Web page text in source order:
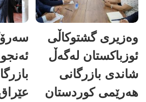
وەزیری گشتوکاڵی
ئوزباکستان لەگەڵ
شاندی بازرگانی
هەرێمی کوردستان